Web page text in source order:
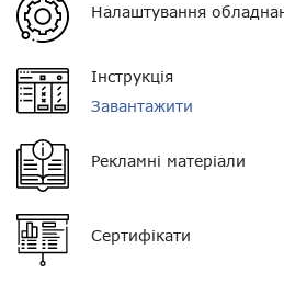
Довжина хвилі
Вага
Роз'єм
Довжина
Налаштування
Інструкція
Завантажити
Рекламні матеріали
Сертифікати